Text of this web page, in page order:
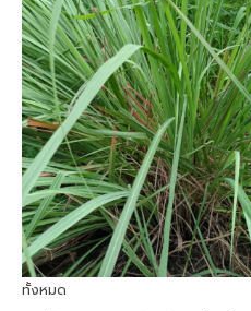
ทั้งหมด